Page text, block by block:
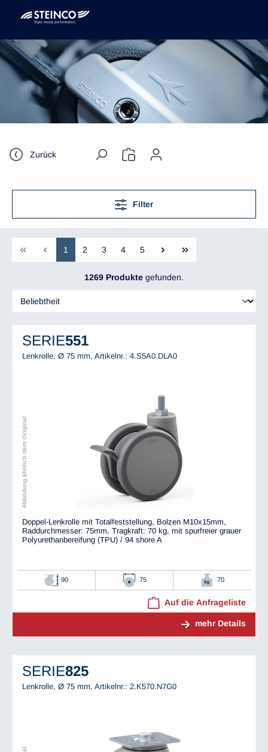
Zurück
Filter
1 2 3 4 5
1269 Produkte gefunden.
SERIE551
Lenkrolle, Ø 75 mm, Artikelnr.: 4.S5A0.DLA0
Abbildung ähnlich dem Original
Doppel-Lenkrolle mit Totalfeststellung, Bolzen M10x15mm,
Raddurchmesser: 75mm, Tragkraft: 70 kg, mit spurfreier grauer
Polyurethanbereifung (TPU) / 94 shore A
90 75 70
Auf die Anfrageliste
mehr Details
SERIE825
Lenkrolle, Ø 75 mm, Artikelnr.: 2.K570.N7G0